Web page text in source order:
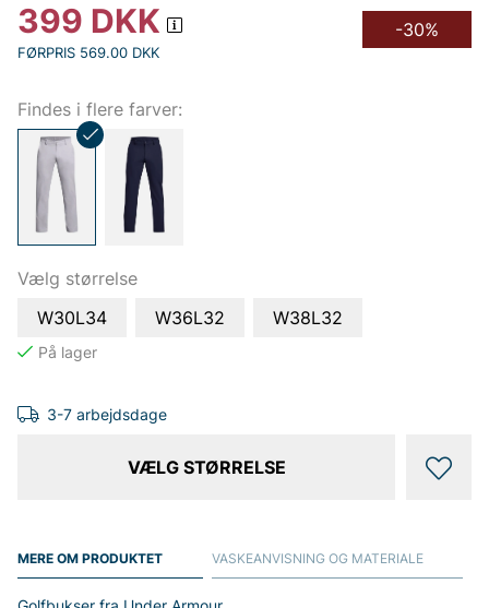
399 DKK
FØRPRIS 569.00 DKK
-30%
Findes i flere farver:
Vælg størrelse
W30L34
W36L32 W38L32
3-7 arbejdsdage
VÆLG STØRRELSE
MERE OM PRODUKTET VASKEANVISNING OG MATERIALE